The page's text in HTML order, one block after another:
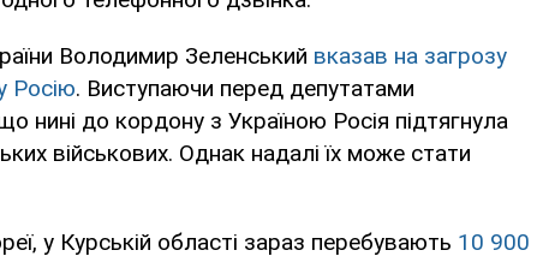
Володимир Зеленський вказав на загрозу
Росію. Виступаючи перед депутатами
нині до кордону з Україною Росія підтягнула
військових. Однак надалі їх може стати
у Курській області зараз перебувають 10 900